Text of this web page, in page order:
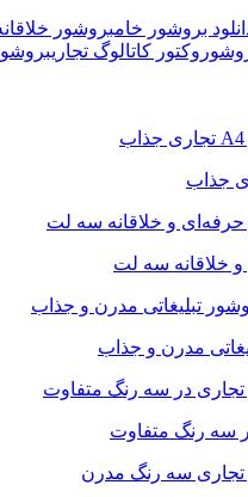
بروشور خامبروشور خلاقانه
وکتور کاتالوگ تجاری
و خلاقانه سه لت
مدرن و جذاب
سه رنگ متفاوت